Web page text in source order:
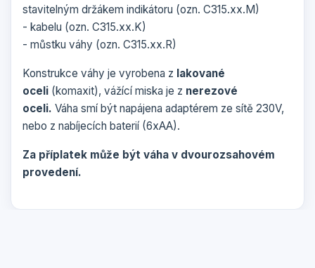
stavitelným držákem indikátoru (ozn. C315.xx.M)
- kabelu (ozn. C315.xx.K)
- můstku váhy (ozn. C315.xx.R)
Konstrukce váhy je vyrobena z lakované
oceli (komaxit), vážící miska je z nerezové
oceli. Váha smí být napájena adaptérem ze sítě 230V,
nebo z nabíjecích baterií (6xAA).
Za příplatek může být váha v dvourozsahovém
provedení.